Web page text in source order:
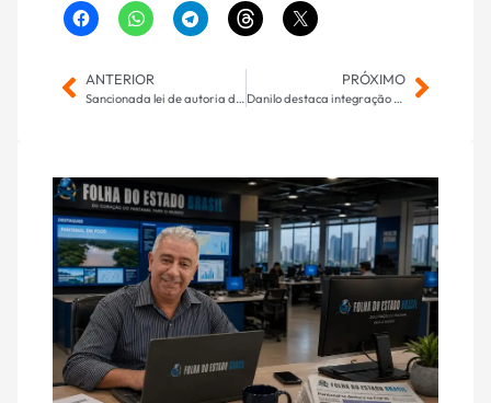
ANTERIOR
Sancionada lei de autoria do vereador Ronilço Guerreiro que reconhece 12 feiras livres da Capital como patrimônio cultural
PRÓXIMO
Danilo destaca integração no Campeonato Entre Empresas em Aparecida do Taboado